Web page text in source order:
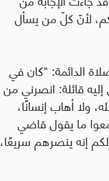
لأنّ كلّ من يسأل
الدائمة: "كان في
قائلة: انصرني من
ولا أهاب إنسانًا،
ما يقول قاضي
إنه ينصرهم سريعًا،